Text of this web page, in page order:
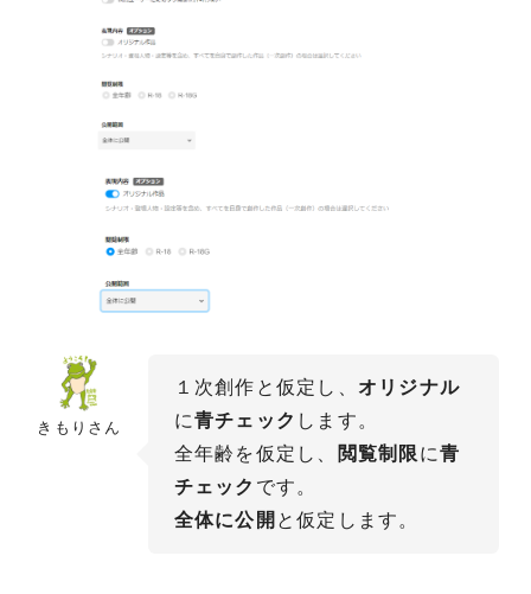
きもりさん
１次創作と仮定し、 オリジナル
に青チェック します。
全年齢を仮定し、
閲覧制限に青
チェック です。
全体に公開 と仮定します。